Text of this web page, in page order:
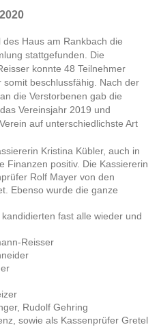
Haus am Rankbach die
stattgefunden. Die
konnte 48 Teilnehmer
beschlussfähig. Nach der
die Verstorbenen gab die
Vereinsjahr 2019 und
auf unterschiedlichste Art
Kristina Kübler, auch in
Finanzen positiv. Die Kassiererin
Rolf Mayer von den
Ebenso wurde die ganze
fast alle wieder und
Reisser
Rudolf Gehring
sowie als Kassenprüfer Gretel